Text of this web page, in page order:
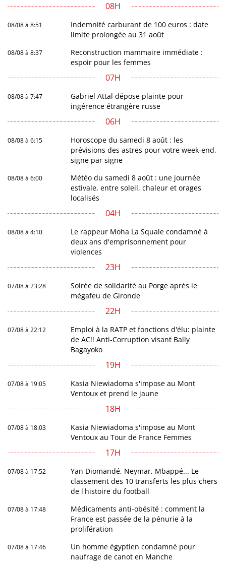
08H
08/08 à 8:51
Indemnité carburant de 100 euros : date
limite prolongée au 31 août
08/08 à 8:37
Reconstruction mammaire immédiate :
espoir pour les femmes
07H
08/08 à 7:47
Gabriel Attal dépose plainte pour
ingérence étrangère russe
06H
08/08 à 6:15
Horoscope du samedi 8 août : les
prévisions des astres pour votre week-end,
signe par signe
08/08 à 6:00
Météo du samedi 8 août : une journée
estivale, entre soleil, chaleur et orages
localisés
04H
08/08 à 4:10
Le rappeur Moha La Squale condamné à
deux ans d'emprisonnement pour
violences
23H
07/08 à 23:28
Soirée de solidarité au Porge après le
mégafeu de Gironde
22H
07/08 à 22:12
Emploi à la RATP et fonctions d'élu: plainte
de AC!! Anti-Corruption visant Bally
Bagayoko
19H
07/08 à 19:05
Kasia Niewiadoma s'impose au Mont
Ventoux et prend le jaune
18H
07/08 à 18:03
Kasia Niewiadoma s'impose au Mont
Ventoux au Tour de France Femmes
17H
07/08 à 17:52
Yan Diomandé, Neymar, Mbappé... Le
classement des 10 transferts les plus chers
de l'histoire du football
07/08 à 17:48
Médicaments anti-obésité : comment la
France est passée de la pénurie à la
prolifération
07/08 à 17:46
Un homme égyptien condamné pour
naufrage de canot en Manche